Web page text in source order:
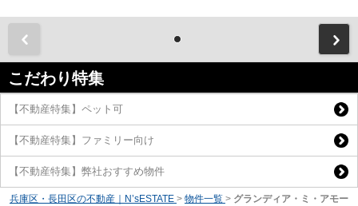
こだわり特集
【不動産特集】ペット可
【不動産特集】ファミリー向け
【不動産特集】弊社おすすめ物件
兵庫区・長田区の不動産｜N’sESTATE > 物件一覧 > グランディア・ミ・アモー